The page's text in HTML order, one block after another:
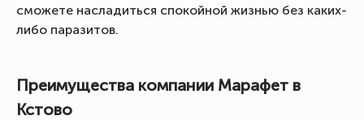
сможете насладиться спокойной жизнью без каких-
либо паразитов.
Преимущества компании Марафет в
Кстово